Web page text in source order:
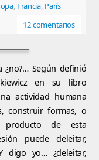
, Francia, París
12 comentarios
¿no?… Según definió
en su libro
actividad humana
construir formas, o
de esta
puede deleitar,
digo yo… ¿deleitar,